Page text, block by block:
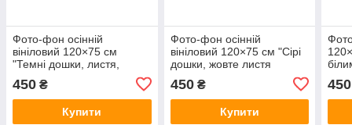
Фото-фон осінній
вініловий 120×75 см
"Темні дошки, листя,
гарбузів, чашка кави" тло
для предметної зйомки
ПВХ
450 ₴
Купити
Фото-фон осінній
вініловий 120×75 см "Сірі
дошки, жовте листя
предметної зйомки ПВХ
450₴
Купити
450